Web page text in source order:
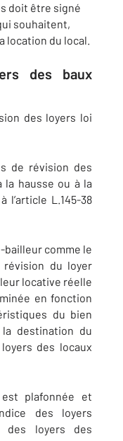
doit être signé
souhaitent,
location du local.
des baux
des loyers loi
de révision des
la hausse ou à la
l’article L.145-38
bailleur comme le
révision du loyer
locative réelle
en fonction
du bien
la destination du
des locaux
plafonnée et
des loyers
des loyers des